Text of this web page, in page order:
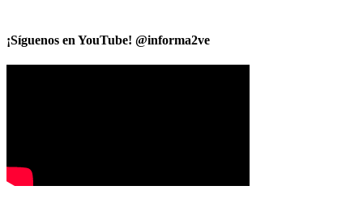
¡Síguenos en YouTube! @informa2ve